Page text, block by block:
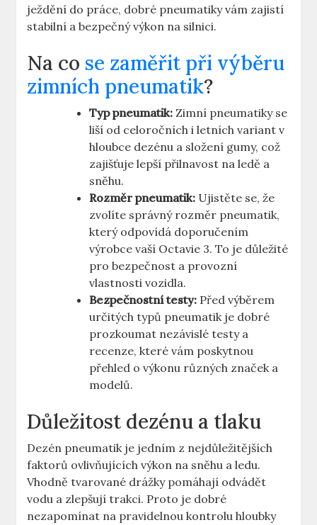
ježdění do práce, dobré pneumatiky vám zajistí
stabilní a bezpečný výkon na silnici.
Na co se zaměřit při výběru
zimních pneumatik?
Typ pneumatik: Zimní pneumatiky se
liší od celoročních i letních variant v
hloubce dezénu a složení gumy, což
zajišťuje lepší přilnavost na ledě a
sněhu.
Rozměr pneumatik: Ujistěte se, že
zvolíte správný rozměr pneumatik,
který odpovídá doporučením
výrobce vaší Octavie 3. To je důležité
pro bezpečnost a provozní
vlastnosti vozidla.
Bezpečnostní testy: Před výběrem
určitých typů pneumatik je dobré
prozkoumat nezávislé testy a
recenze, které vám poskytnou
přehled o výkonu různých značek a
modelů.
Důležitost dezénu a tlaku
Dezén pneumatik je jedním z nejdůležitějších
faktorů ovlivňujících výkon na sněhu a ledu.
Vhodně tvarované drážky pomáhají odvádět
vodu a zlepšují trakci. Proto je dobré
nezapomínat na pravidelnou kontrolu hloubky